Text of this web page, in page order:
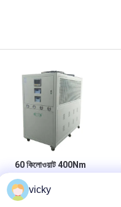
60 কিলোওয়াট 400Nm
4000rpm কুল্যান্ট
কন্ডিশনার মেশিন
vicky